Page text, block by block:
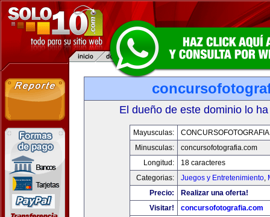
El dueño de este dominio lo
Mayusculas:
Minusculas:
concursofotografia.com
Longitud:
18 caracteres
Categorias:
Juegos y Entretenimiento,
Precio:
Realizar una oferta!
Visitar!
concursofotografia.com